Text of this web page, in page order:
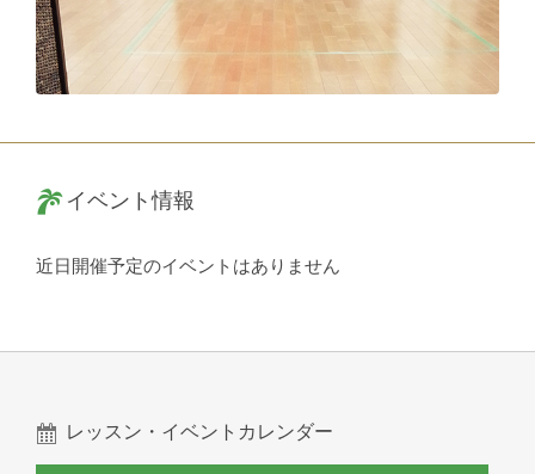
イベント情報
近日開催予定のイベントはありません
レッスン・イベントカレンダー